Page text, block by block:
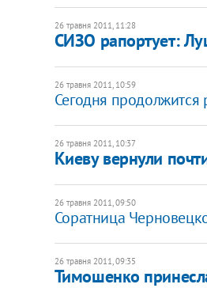
26 травня 2011, 11:28
СИЗО рапортует:
26 травня 2011, 10:59
Сегодня продолжится
26 травня 2011, 10:37
Киеву вернули
26 травня 2011, 09:50
Соратница
26 травня 2011, 09:35
Тимошенко